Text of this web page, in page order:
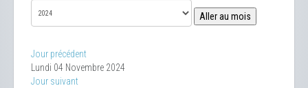
Aller au mois
Jour précédent
Lundi 04 Novembre 2024
Jour suivant